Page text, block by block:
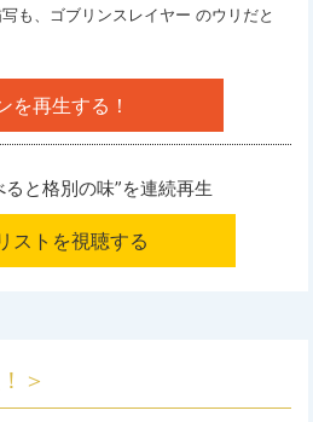
も、ゴブリンスレイヤー のウリだと
を再生する！
と格別の味”を連続再生
ストを視聴する
＞